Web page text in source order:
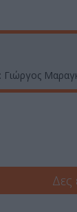
Γιώργος